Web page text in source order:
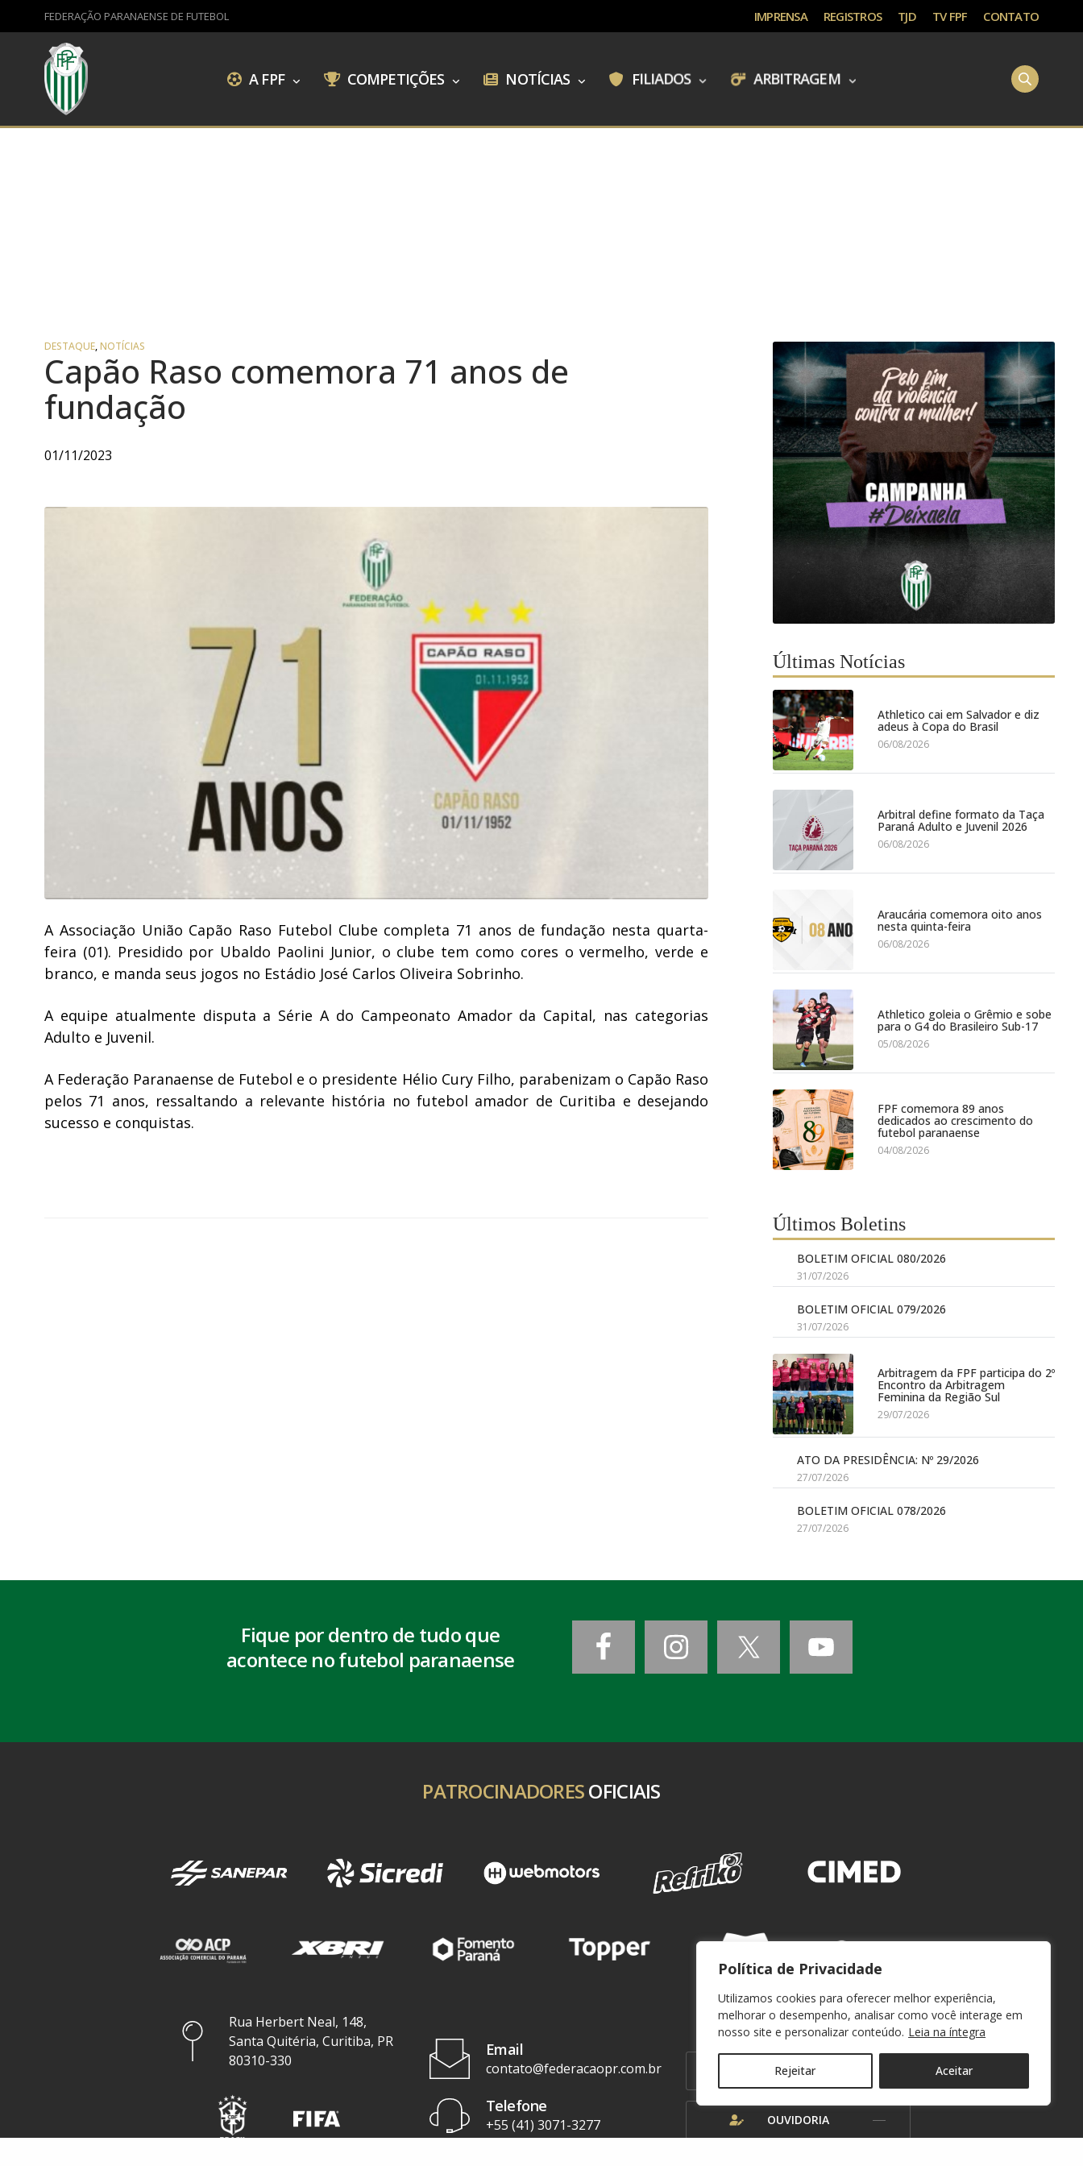
Política de Privacidade
Utilizamos cookies para oferecer melhor experiência,
melhorar o desempenho, analisar como você interage em
nosso site e personalizar conteúdo. Leia na íntegra
Rejeitar Aceitar
FEDERAÇÃO PARANAENSE DE FUTEBOL IMPRENSA REGISTROS TJD TV FPF CONTATO
A FPF COMPETIÇÕES NOTÍCIAS FILIADOS ARBITRAGEM
DESTAQUE,NOTÍCIAS
Capão Raso comemora 71 anos de
fundação
01/11/2023
A Associação União Capão Raso Futebol Clube completa 71 anos de fundação nesta quarta-
feira (01). Presidido por Ubaldo Paolini Junior, o clube tem como cores o vermelho, verde e
branco, e manda seus jogos no Estádio José Carlos Oliveira Sobrinho.
A equipe atualmente disputa a Série A do Campeonato Amador da Capital, nas categorias
Adulto e Juvenil.
A Federação Paranaense de Futebol e o presidente Hélio Cury Filho, parabenizam o Capão Raso
pelos 71 anos, ressaltando a relevante história no futebol amador de Curitiba e desejando
sucesso e conquistas.
Últimas Notícias
Athletico cai em Salvador e diz
adeus à Copa do Brasil
06/08/2026
Arbitral define formato da Taça
Paraná Adulto e Juvenil 2026
06/08/2026
Araucária comemora oito anos
nesta quinta-feira
06/08/2026
Athletico goleia o Grêmio e sobe
para o G4 do Brasileiro Sub-17
05/08/2026
FPF comemora 89 anos
dedicados ao crescimento do
futebol paranaense
04/08/2026
Últimos Boletins
BOLETIM OFICIAL 080/2026
31/07/2026
BOLETIM OFICIAL 079/2026
31/07/2026
Arbitragem da FPF participa do 2º
Encontro da Arbitragem
Feminina da Região Sul
29/07/2026
ATO DA PRESIDÊNCIA: Nº 29/2026
27/07/2026
BOLETIM OFICIAL 078/2026
27/07/2026
Fique por dentro de tudo que
acontece no futebol paranaense
PATROCINADORESOFICIAIS
Rua Herbert Neal, 148,
Santa Quitéria, Curitiba, PR
80310-330
Email
contato@federacaopr.com.br
Telefone
+55 (41) 3071-3277
WEBMAIL
OUVIDORIA